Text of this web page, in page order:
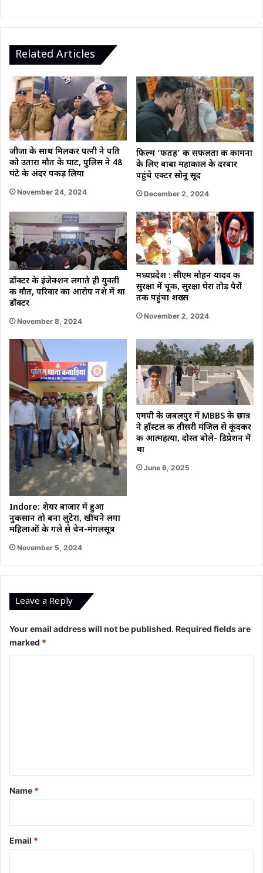
Related Articles
जीजा के साथ मिलकर पत्नी ने पति
को उतारा मौत के घाट, पुलिस ने 48
घंटे के अंदर पकड़ लिया
November 24, 2024
फिल्म ‘फतह’ की सफलता की कामना
के लिए बाबा महाकाल के दरबार
पहुंचे एक्टर सोनू सूद
December 2, 2024
डॉक्टर के इंजेक्शन लगाते ही युवती
की मौत, परिवार का आरोप नशे में था
डॉक्टर
November 8, 2024
मध्यप्रदेश : सीएम मोहन यादव की
सुरक्षा में चूक, सुरक्षा घेरा तोड़ पैरों
तक पहुंचा शख्स
November 2, 2024
Indore: शेयर बाजार में हुआ
नुकसान तो बना लुटेरा, खींचने लगा
महिलाओं के गले से चेन-मंगलसूत्र
November 5, 2024
एमपी के जबलपुर में MBBS के छात्र
ने हॉस्टल की तीसरी मंजिल से कूंदकर
की आत्महत्या, दोस्त बोले- डिप्रेशन में
था
June 6, 2025
Leave a Reply
Your email address will not be published. Required fields are
marked *
*
Name *
Email *